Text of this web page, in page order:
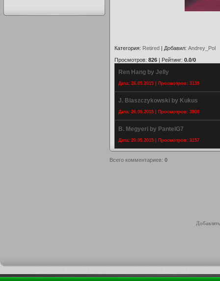
Категория: Retired | Добавил: Andrey_Pol
Просмотров: 826 | Рейтинг: 0.0/0
Ren Hang by Jelly
Дата: 26.05.2015 | Просмотров: 3135
J. Blaszczykowski by Kukus
Дата: 26.05.2015 | Просмотров: 3900
B. Megyeri by PantelG7
Дата: 20.05.2015 | Просмотров: 3157
Всего комментариев: 0